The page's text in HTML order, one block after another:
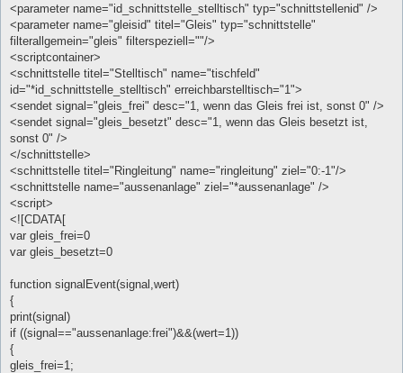
<parameter name="id_schnittstelle_stelltisch" typ="schnittstellenid" />
<parameter name="gleisid" titel="Gleis" typ="schnittstelle"
filterallgemein="gleis" filterspeziell=""/>
<scriptcontainer>
<schnittstelle titel="Stelltisch" name="tischfeld"
id="*id_schnittstelle_stelltisch" erreichbarstelltisch="1">
<sendet signal="gleis_frei" desc="1, wenn das Gleis frei ist, sonst 0" />
<sendet signal="gleis_besetzt" desc="1, wenn das Gleis besetzt ist,
sonst 0" />
</schnittstelle>
<schnittstelle titel="Ringleitung" name="ringleitung" ziel="0:-1"/>
<schnittstelle name="aussenanlage" ziel="*aussenanlage" />
<script>
<![CDATA[
var gleis_frei=0
var gleis_besetzt=0
function signalEvent(signal,wert)
{
print(signal)
if ((signal=="aussenanlage:frei")&&(wert=1))
{
gleis_frei=1;